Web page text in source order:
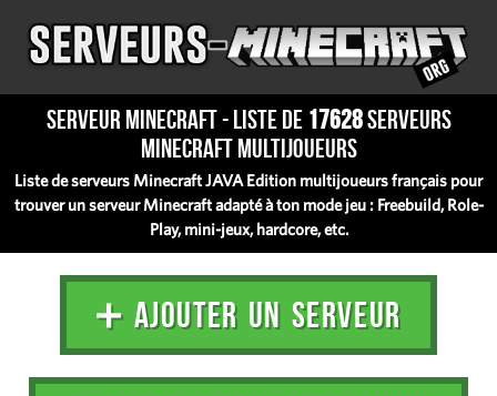
Serveur Minecraft - Liste de 17628serveurs
Minecraft multijoueurs
Liste de serveurs Minecraft JAVA Edition multijoueurs français pour
trouver un serveur Minecraft adapté à ton mode jeu : Freebuild, Role-
Play, mini-jeux, hardcore, etc.
➕ AJOUTER UN SERVEUR